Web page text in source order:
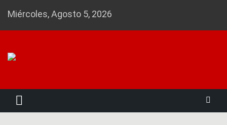
Miércoles, Agosto 5, 2026